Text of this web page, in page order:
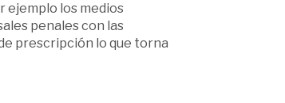
ejemplo los medios
penales con las
prescripción lo que torna